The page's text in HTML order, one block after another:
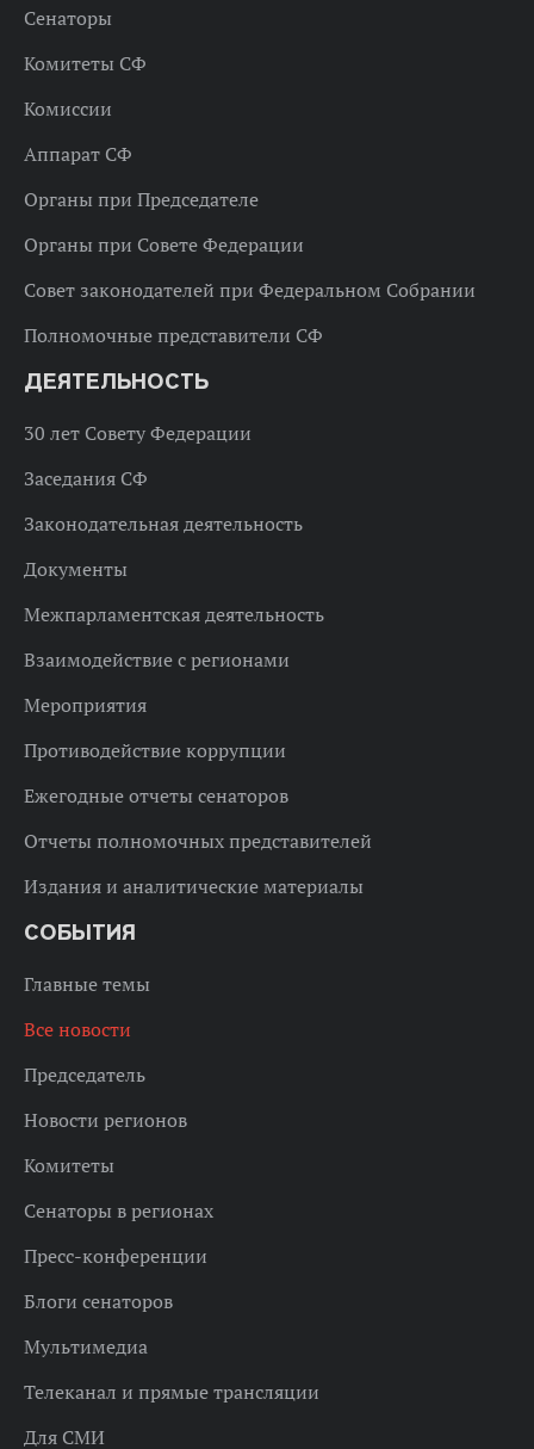
Сенаторы
Комитеты СФ
Комиссии
Аппарат СФ
Органы при Председателе
Органы при Совете Федерации
Совет законодателей при Федеральном Собрании
Полномочные представители СФ
ДЕЯТЕЛЬНОСТЬ
30 лет Совету Федерации
Заседания СФ
Законодательная деятельность
Документы
Межпарламентская деятельность
Взаимодействие с регионами
Мероприятия
Противодействие коррупции
Ежегодные отчеты сенаторов
Отчеты полномочных представителей
Издания и аналитические материалы
СОБЫТИЯ
Главные темы
Все новости
Председатель
Новости регионов
Комитеты
Сенаторы в регионах
Пресс-конференции
Блоги сенаторов
Мультимедиа
Телеканал и прямые трансляции
Для СМИ